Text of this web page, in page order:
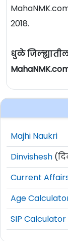
2018.
धुळे
Majhi Naukri
Dinvishesh
Current
Age
SIP Calculator